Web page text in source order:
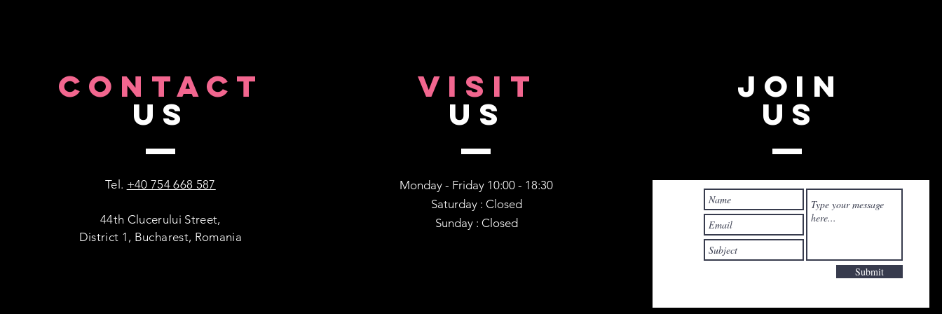
CONTACT
US
Tel. +40 754 668 587
44th Clucerului Street,
District 1, Bucharest, Romania
VISIT
US
Monday - Friday 10:00 - 18:30
Saturday : Closed
Sunday : Closed
Join
US
Submit